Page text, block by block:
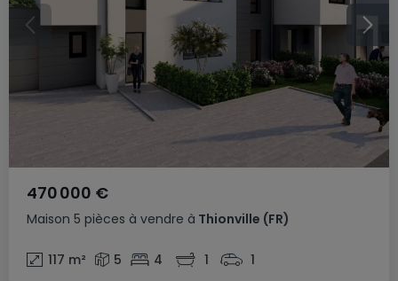
Maison 5 pièces à vendre à Thionville (FR)
470 000 €
117 m² 5 4 1 1